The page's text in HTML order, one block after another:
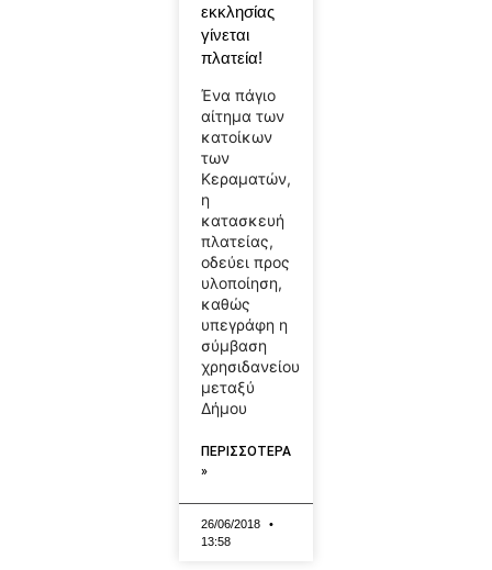
εκκλησίας
γίνεται
πλατεία!
Ένα πάγιο
αίτημα των
κατοίκων
των
Κεραματών,
η
κατασκευή
πλατείας,
οδεύει προς
υλοποίηση,
καθώς
υπεγράφη η
σύμβαση
χρησιδανείου
μεταξύ
Δήμου
ΠΕΡΙΣΣΟΤΕΡΑ
»
26/06/2018
13:58